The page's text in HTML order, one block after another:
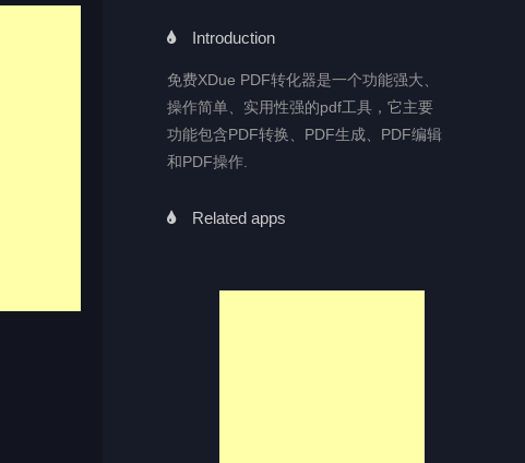
Introduction
免费XDue PDF转化器是一个功能强大、
操作简单、实用性强的pdf工具，它主要
功能包含PDF转换、PDF生成、PDF编辑
和PDF操作.
Related apps